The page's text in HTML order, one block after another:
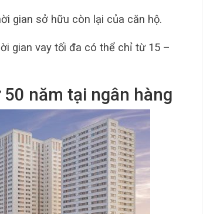
gian sở hữu còn lại của căn hộ.
gian vay tối đa có thể chỉ từ 15 –
năm tại ngân hàng